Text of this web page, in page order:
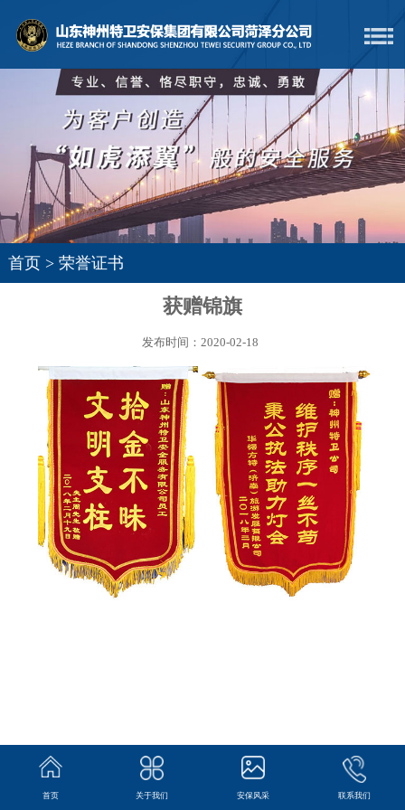
首页> 荣誉证书
获赠锦旗
发布时间：2020-02-18
首页 关于我们 安保风采 联系我们